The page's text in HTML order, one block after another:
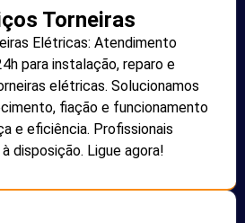
Torneiras
Elétricas: Atendimento
para instalação, reparo e
elétricas. Solucionamos
fiação e funcionamento
e eficiência. Profissionais
disposição. Ligue agora!